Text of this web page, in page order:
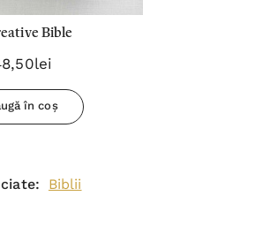
Bible
în coș
Biblii